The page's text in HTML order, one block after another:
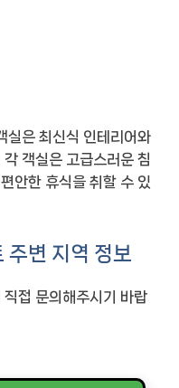
실은 최신식 인테리어와
객실은 고급스러운 침
안한 휴식을 취할 수 있
주변 지역 정보
접 문의해주시기 바랍